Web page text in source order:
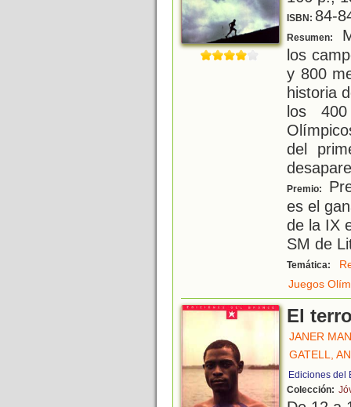
ISBN: 84-
Resumen:
los
y 800
historia
los
del
Premio:
es el
de la IX
SM de
Temática:
Juegos
El
JANER
GATELL,
Ediciones del
Colección: